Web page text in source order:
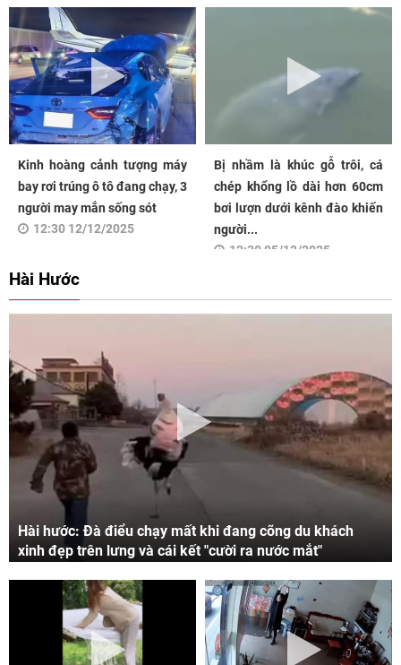
Kinh hoàng cảnh tượng máy
bay rơi trúng ô tô đang chạy, 3
người may mắn sống sót
12:30 12/12/2025
Bị nhầm là khúc gỗ trôi, cá
chép khổng lồ dài hơn 60cm
bơi lượn dưới kênh đào khiến
người...
12:30 05/12/2025
Hài Hước
Hài hước: Đà điểu chạy mất khi đang cõng du khách
xinh đẹp trên lưng và cái kết "cười ra nước mắt"